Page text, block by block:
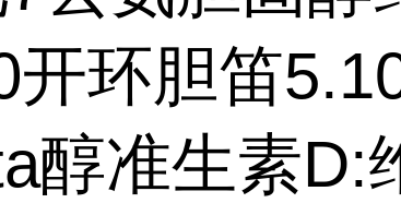
开环胆笛
醇准生素D: